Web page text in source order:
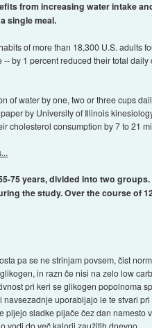
from increasing water intake
single meal.
of more than 18,300 U.S.
by 1 percent reduced their total
of water by one, two or three cups
by University of Illinois
cholesterol consumption by 7 to 21
75 years, divided into two
the study. Over the course of
pa se ne strinjam povsem, čist
in razn če nisi na zelo low
pri keri se glikogen popolnoma
uporabljajo le te stvari
pijejo sladke pijače čez dan
vodi do več kalorij zaužitih dnevno.